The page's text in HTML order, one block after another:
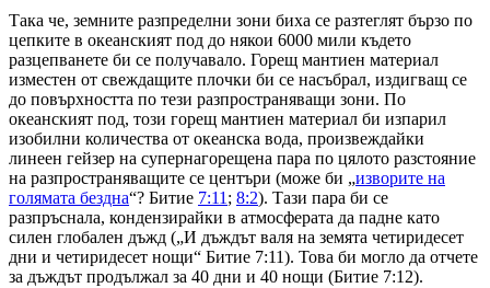
Така че, земните разпределни зони биха се разтеглят бързо по
цепките в океанският под до някои 6000 мили където
разцепванете би се получавало. Горещ мантиен материал
изместен от свеждащите плочки би се насъбрал, издигващ се
до повърхността по тези разпространяващи зони. По
океанският под, този горещ мантиен материал би изпарил
изобилни количества от океанска вода, произвеждайки
линеен гейзер на супернагорещена пара по цялото разстояние
на разпространяващите се центъри (може би „изворите на
голямата бездна“? Битие 7:11 ; 8:2). Тази пара би се
разпръснала, кондензирайки в атмосферата да падне като
силен глобален дъжд („И дъждът валя на земята четиридесет
дни и четиридесет нощи“ Битие 7:11). Това би могло да отчете
за дъждът продължал за 40 дни и 40 нощи (Битие 7:12).